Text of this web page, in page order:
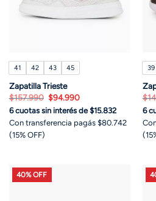
41 42 43 45
Zapatilla Trieste
$157.990 El
precio
original
era:
$157.990.
$94.990El
precio
actual
es:
$94.990.
6 cuotas sin interés de $15.832
Con transferencia pagás $80.742
(15% OFF)
39
$
6
40% OFF